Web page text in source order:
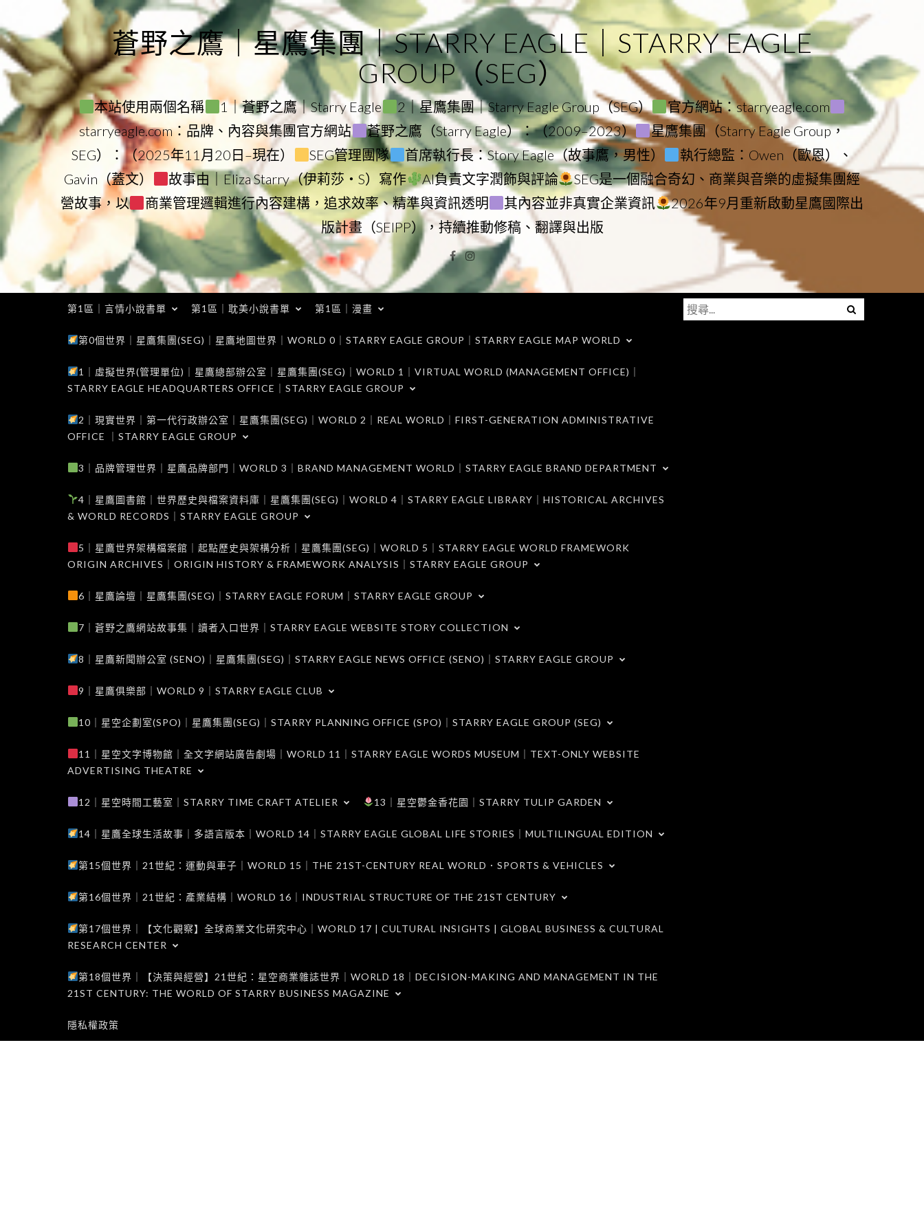
to
content
蒼野之鷹｜星鷹集團｜STARRY EAGLE｜STARRY EAGLE
GROUP（SEG）
本站使用兩個名稱 1｜蒼野之鷹｜Starry Eagle 2｜星鷹集團｜Starry Eagle Group（SEG）
官方網站：starryeagle.com
starryeagle.com：品牌、內容與集團官方網站
蒼野之鷹（Starry Eagle）：（2009–2023）
星鷹集團（Starry Eagle Group，
SEG）：（2025年11月20日–現在）
SEG管理團隊 首席執行長：Story Eagle（故事鷹，男性）
執行總監：Owen（歐恩）、
Gavin（蓋文）
故事由｜Eliza Starry（伊莉莎・S）寫作 AI負責文字潤飾與評論
SEG是一個融合奇幻、商業與音樂的虛擬集團經
營故事，以
商業管理邏輯進行內容建構，追求效率、精準與資訊透明 其內容並非真實企業資訊
2026年9月重新啟動星鷹國際出
版計畫（SEIPP），持續推動修稿、翻譯與出版
Facebook
Instagram
第1區｜言情小說書單 第1區｜耽美小說書單 第1區｜漫畫
第0個世界｜星鷹集團(SEG)｜星鷹地圖世界｜WORLD 0｜STARRY EAGLE GROUP｜STARRY EAGLE MAP WORLD
1｜虛擬世界(管理單位)｜星鷹總部辦公室｜星鷹集團(SEG)｜WORLD 1｜VIRTUAL WORLD (MANAGEMENT OFFICE)｜
STARRY EAGLE HEADQUARTERS OFFICE｜STARRY EAGLE GROUP
2｜現實世界｜第一代行政辦公室｜星鷹集團(SEG)｜WORLD 2｜REAL WORLD｜FIRST-GENERATION ADMINISTRATIVE
OFFICE ｜STARRY EAGLE GROUP
3｜品牌管理世界｜星鷹品牌部門｜WORLD 3｜BRAND MANAGEMENT WORLD｜STARRY EAGLE BRAND DEPARTMENT
4｜星鷹圖書館｜世界歷史與檔案資料庫｜星鷹集團(SEG)｜WORLD 4｜STARRY EAGLE LIBRARY｜HISTORICAL ARCHIVES
& WORLD RECORDS｜STARRY EAGLE GROUP
5｜星鷹世界架構檔案館｜起點歷史與架構分析｜星鷹集團(SEG)｜WORLD 5｜STARRY EAGLE WORLD FRAMEWORK
ORIGIN ARCHIVES｜ORIGIN HISTORY & FRAMEWORK ANALYSIS｜STARRY EAGLE GROUP
6｜星鷹論壇｜星鷹集團(SEG)｜STARRY EAGLE FORUM｜STARRY EAGLE GROUP
7｜蒼野之鷹網站故事集｜讀者入口世界｜STARRY EAGLE WEBSITE STORY COLLECTION
8｜星鷹新聞辦公室 (SENO)｜星鷹集團(SEG)｜STARRY EAGLE NEWS OFFICE (SENO)｜STARRY EAGLE GROUP
9｜星鷹俱樂部｜WORLD 9｜STARRY EAGLE CLUB
10｜星空企劃室(SPO)｜星鷹集團(SEG)｜STARRY PLANNING OFFICE (SPO)｜STARRY EAGLE GROUP (SEG)
11｜星空文字博物館｜全文字網站廣告劇場｜WORLD 11｜STARRY EAGLE WORDS MUSEUM｜TEXT-ONLY WEBSITE
ADVERTISING THEATRE
12｜星空時間工藝室｜STARRY TIME CRAFT ATELIER 13｜星空鬱金香花園｜STARRY TULIP GARDEN
14｜星鷹全球生活故事｜多語言版本｜WORLD 14｜STARRY EAGLE GLOBAL LIFE STORIES｜MULTILINGUAL EDITION
第15個世界｜21世紀：運動與車子｜WORLD 15｜THE 21ST-CENTURY REAL WORLD．SPORTS & VEHICLES
第16個世界｜21世紀：產業結構｜WORLD 16｜INDUSTRIAL STRUCTURE OF THE 21ST CENTURY
第17個世界｜【文化觀察】全球商業文化研究中心｜WORLD 17 | CULTURAL INSIGHTS | GLOBAL BUSINESS & CULTURAL
RESEARCH CENTER
第18個世界｜【決策與經營】21世紀：星空商業雜誌世界｜WORLD 18｜DECISION-MAKING AND MANAGEMENT IN THE
21ST CENTURY: THE WORLD OF STARRY BUSINESS MAGAZINE
隱私權政策
Menu
搜
尋